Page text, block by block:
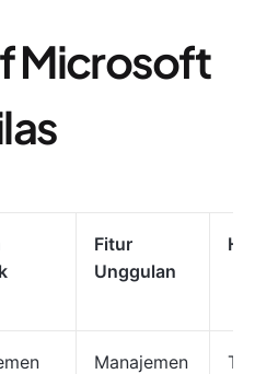
Microsoft
Fitur
Unggulan
Manajemen